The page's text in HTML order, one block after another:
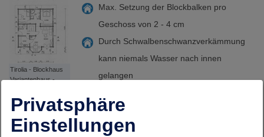
Tirolia - Blockhaus
Variantenhaus -
Max. Setzung der Blockbalken pro
Geschoss von 2 - 4 cm
Durch Schwalbenschwanzverkämmung
kann niemals Wasser nach innen
gelangen
setzfreies Blockhaus
Eiweißfreies Holz - Durch Eiweiß-
Privatsphäre
Einstellungen